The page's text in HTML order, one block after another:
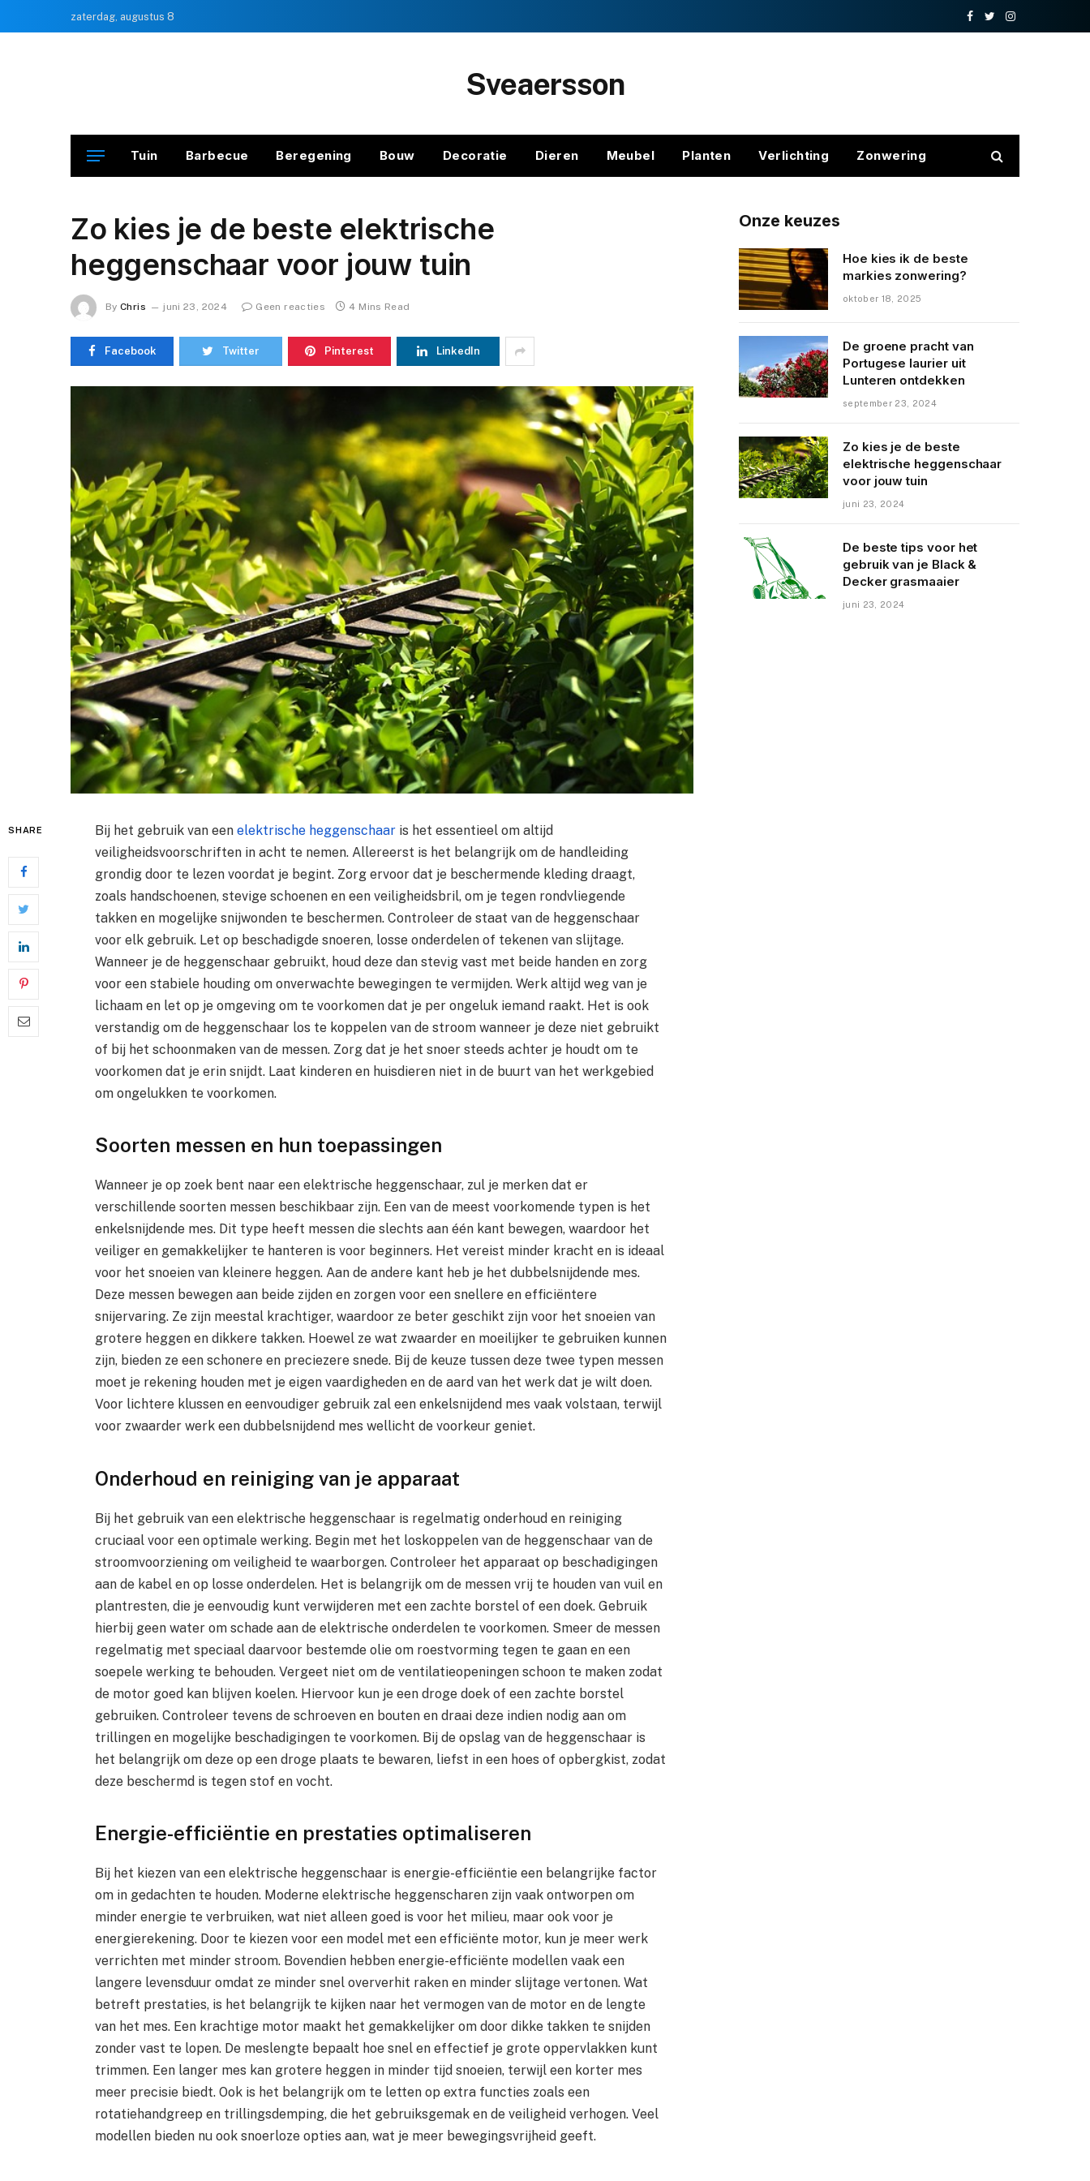
zaterdag, augustus 8
Facebook
TwitterInstagram
Sveaersson
Tuin Barbecue Beregening Bouw Decoratie Dieren Meubel Planten Verlichting Zonwering
Zo kies je de beste elektrische
heggenschaar voor jouw tuin
By Chris juni 23, 2024 Geen reacties 4 Mins Read
Facebook Twitter Pinterest LinkedIn
SHARE Bij het gebruik van eenelektrische heggenschaar is het essentieel om altijd
veiligheidsvoorschriften in acht te nemen. Allereerst is het belangrijk om de handleiding
grondig door te lezen voordat je begint. Zorg ervoor dat je beschermende kleding draagt,
zoals handschoenen, stevige schoenen en een veiligheidsbril, om je tegen rondvliegende
takken en mogelijke snijwonden te beschermen. Controleer de staat van de heggenschaar
voor elk gebruik. Let op beschadigde snoeren, losse onderdelen of tekenen van slijtage.
Wanneer je de heggenschaar gebruikt, houd deze dan stevig vast met beide handen en zorg
voor een stabiele houding om onverwachte bewegingen te vermijden. Werk altijd weg van je
lichaam en let op je omgeving om te voorkomen dat je per ongeluk iemand raakt. Het is ook
verstandig om de heggenschaar los te koppelen van de stroom wanneer je deze niet gebruikt
of bij het schoonmaken van de messen. Zorg dat je het snoer steeds achter je houdt om te
voorkomen dat je erin snijdt. Laat kinderen en huisdieren niet in de buurt van het werkgebied
om ongelukken te voorkomen.
Soorten messen en hun toepassingen
Wanneer je op zoek bent naar een elektrische heggenschaar, zul je merken dat er
verschillende soorten messen beschikbaar zijn. Een van de meest voorkomende typen is het
enkelsnijdende mes. Dit type heeft messen die slechts aan één kant bewegen, waardoor het
veiliger en gemakkelijker te hanteren is voor beginners. Het vereist minder kracht en is ideaal
voor het snoeien van kleinere heggen. Aan de andere kant heb je het dubbelsnijdende mes.
Deze messen bewegen aan beide zijden en zorgen voor een snellere en efficiëntere
snijervaring. Ze zijn meestal krachtiger, waardoor ze beter geschikt zijn voor het snoeien van
grotere heggen en dikkere takken. Hoewel ze wat zwaarder en moeilijker te gebruiken kunnen
zijn, bieden ze een schonere en preciezere snede. Bij de keuze tussen deze twee typen messen
moet je rekening houden met je eigen vaardigheden en de aard van het werk dat je wilt doen.
Voor lichtere klussen en eenvoudiger gebruik zal een enkelsnijdend mes vaak volstaan, terwijl
voor zwaarder werk een dubbelsnijdend mes wellicht de voorkeur geniet.
Onderhoud en reiniging van je apparaat
Bij het gebruik van een elektrische heggenschaar is regelmatig onderhoud en reiniging
cruciaal voor een optimale werking. Begin met het loskoppelen van de heggenschaar van de
stroomvoorziening om veiligheid te waarborgen. Controleer het apparaat op beschadigingen
aan de kabel en op losse onderdelen. Het is belangrijk om de messen vrij te houden van vuil en
plantresten, die je eenvoudig kunt verwijderen met een zachte borstel of een doek. Gebruik
hierbij geen water om schade aan de elektrische onderdelen te voorkomen. Smeer de messen
regelmatig met speciaal daarvoor bestemde olie om roestvorming tegen te gaan en een
soepele werking te behouden. Vergeet niet om de ventilatieopeningen schoon te maken zodat
de motor goed kan blijven koelen. Hiervoor kun je een droge doek of een zachte borstel
gebruiken. Controleer tevens de schroeven en bouten en draai deze indien nodig aan om
trillingen en mogelijke beschadigingen te voorkomen. Bij de opslag van de heggenschaar is
het belangrijk om deze op een droge plaats te bewaren, liefst in een hoes of opbergkist, zodat
deze beschermd is tegen stof en vocht.
Energie-efficiëntie en prestaties optimaliseren
Bij het kiezen van een elektrische heggenschaar is energie-efficiëntie een belangrijke factor
om in gedachten te houden. Moderne elektrische heggenscharen zijn vaak ontworpen om
minder energie te verbruiken, wat niet alleen goed is voor het milieu, maar ook voor je
energierekening. Door te kiezen voor een model met een efficiënte motor, kun je meer werk
verrichten met minder stroom. Bovendien hebben energie-efficiënte modellen vaak een
langere levensduur omdat ze minder snel oververhit raken en minder slijtage vertonen. Wat
betreft prestaties, is het belangrijk te kijken naar het vermogen van de motor en de lengte
van het mes. Een krachtige motor maakt het gemakkelijker om door dikke takken te snijden
zonder vast te lopen. De meslengte bepaalt hoe snel en effectief je grote oppervlakken kunt
trimmen. Een langer mes kan grotere heggen in minder tijd snoeien, terwijl een korter mes
meer precisie biedt. Ook is het belangrijk om te letten op extra functies zoals een
rotatiehandgreep en trillingsdemping, die het gebruiksgemak en de veiligheid verhogen. Veel
modellen bieden nu ook snoerloze opties aan, wat je meer bewegingsvrijheid geeft.
Onze keuzes
Hoe kies ik de beste
markies zonwering?
oktober 18, 2025
De groene pracht van
Portugese laurier uit
Lunteren ontdekken
september 23, 2024
Zo kies je de beste
elektrische heggenschaar
voor jouw tuin
juni 23, 2024
De beste tips voor het
gebruik van je Black &
Decker grasmaaier
juni 23, 2024